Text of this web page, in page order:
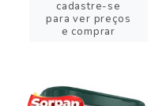
cadastre-se
para ver preços
e comprar